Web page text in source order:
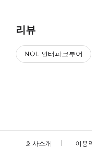
리뷰
NOL 인터파크투어
회사소개 이용